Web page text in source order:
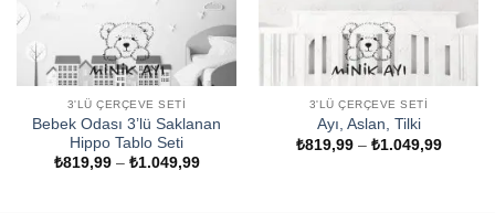
3'LÜ ÇERÇEVE SETI
Bebek Odası 3’lü Saklanan
Hippo Tablo Seti
₺819,99 – ₺1.049,99Fiyat
3'LÜ ÇERÇEVE SETI
Ayı, Aslan, Tilki
₺819,99 – ₺1.049,99Fiyat